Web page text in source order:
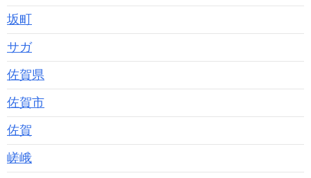
坂町
サガ
佐賀県
佐賀市
佐賀
嵯峨